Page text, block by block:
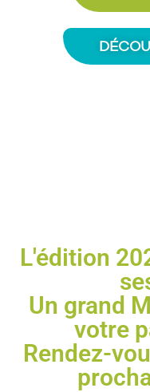
L'édition
Un grand
votre
Rendez-